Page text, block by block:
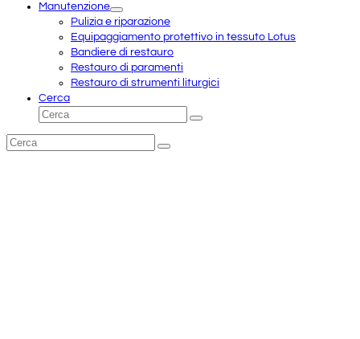
Manutenzione
Pulizia e riparazione
Equipaggiamento protettivo in tessuto Lotus
Bandiere di restauro
Restauro di paramenti
Restauro di strumenti liturgici
Cerca
Cerca
Invia
Cerca
Invia